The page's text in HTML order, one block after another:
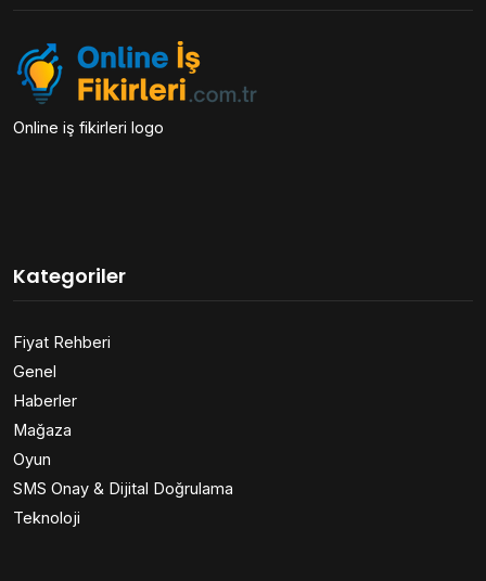
Online iş fikirleri logo
Kategoriler
Fiyat Rehberi
Genel
Haberler
Mağaza
Oyun
SMS Onay & Dijital Doğrulama
Teknoloji